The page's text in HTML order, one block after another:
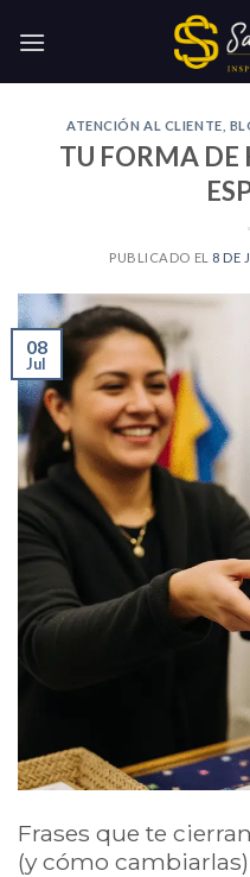
ATENCIÓN AL CLIENTE
TU FORMA DE
PUBLICADO EL 8 DE
08
Jul
Frases que te
(y cómo cambiarlas)